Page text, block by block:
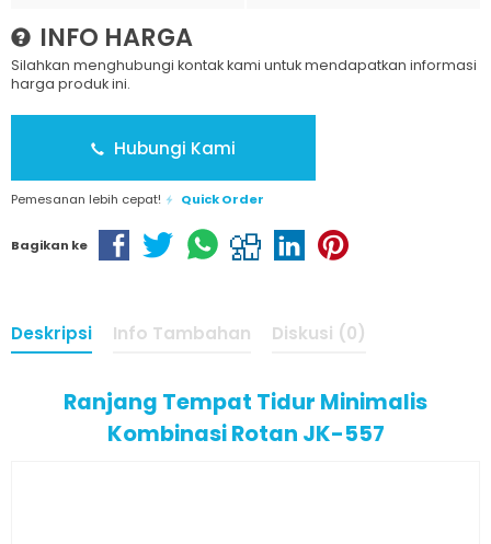
INFO HARGA
Silahkan menghubungi kontak kami untuk mendapatkan informasi
harga produk ini.
Hubungi Kami
Pemesanan lebih cepat! Quick Order
Bagikan ke
Deskripsi Info Tambahan Diskusi (0)
Ranjang Tempat Tidur Minimalis
Kombinasi Rotan JK-557